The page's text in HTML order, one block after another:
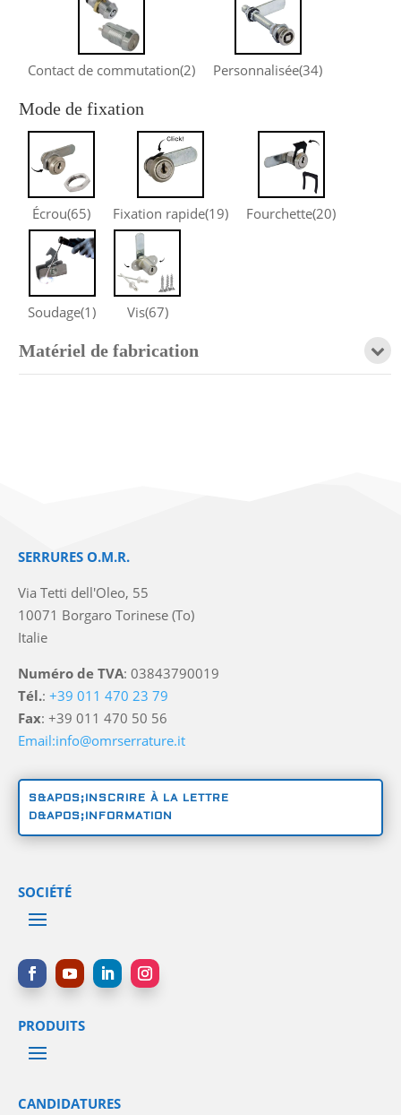
Contact de commutation(2) Personnalisée(34)
Mode de fixation
Écrou(65) Fixation rapide(19) Fourchette(20)
Soudage(1) Vis(67)
Matériel de fabrication
SERRURES O.M.R.
Via Tetti dell'Oleo, 55
10071 Borgaro Torinese (To)
Italie
Numéro de TVA: 03843790019
Tél.:+39 011 470 23 79
Fax: +39 011 470 50 56
Email:info@omrserrature.it
S&APOS;INSCRIRE À LA LETTRE
D&APOS;INFORMATION
SOCIÉTÉ
PRODUITS
CANDIDATURES